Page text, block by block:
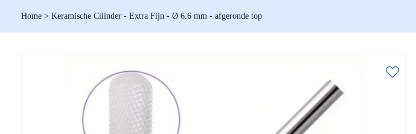
Home > Keramische Cilinder - Extra Fijn - Ø 6.6 mm - afgeronde top